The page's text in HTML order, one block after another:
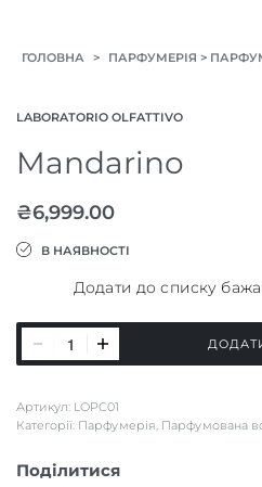
ГОЛОВНА > ПАРФУМЕРІЯ >
LABORATORIO OLFATTIVO
Mandarino
₴6,999.00
В НАЯВНОСТІ
Додати до списку
Mandarino
кількість
Артикул: LOPC01
Категорії: Парфумерія, Парфумована
Поділитися